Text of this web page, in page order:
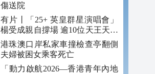
傷送院
有片丨「25+ 英皇群星演唱會」
楊受成親自撐場 逾10位天王天后
助陣
港珠澳口岸私家車撞檢查亭翻側
夫婦被困女乘客死亡
「動力啟航2026—香港青年內地